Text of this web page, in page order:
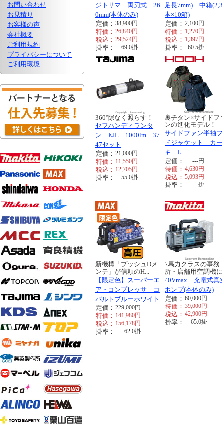
お問い合わせ
お見積り
お客様の声
会社概要
ご利用規約
プライバシーについて
ご利用環境
ジトリマ 両刃式 26
0mm(本体のみ)
定価： 38,900円
特価： 26,840円
税込： 29,524円
掛率： 69.0掛
足長7mm) 中箱
本×10箱)
定価： 2,100円
特価： 1,270円
税込： 1,397円
掛率： 60.5掛
360°隙なく照らす！
セフハンディランタ
ン KJL 1000lm 37
47セット
定価： 21,000円
特価： 11,550円
税込： 12,705円
掛率： 55.0掛
裏チタン×サイドフ
ンの進化モデル！
サイドファン半袖
ドジャケット カー
キ L
定価：
---円
特価： 4,630円
税込： 5,093円
掛率： ---掛
新機構「プッシュDメ
ンテ」が信頼のH...
【限定色】スーパーエ
ア・コンプレッサ コ
バルトブルーホワイト
定価： 229,000円
特価： 141,980円
税込： 156,178円
掛率： 62.0掛
7馬力クラスの事務
所・店舗用空調機
40Vmax 充電式真
ポンプ(本体のみ)
定価： 60,000円
特価： 39,000円
税込： 42,900円
掛率： 65.0掛